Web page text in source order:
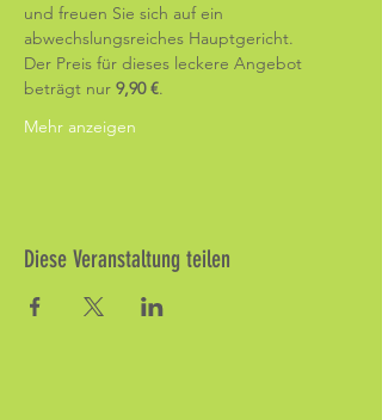
und freuen Sie sich auf ein
abwechslungsreiches Hauptgericht.
Der Preis für dieses leckere Angebot
beträgt nur 9,90 €.
Mehr anzeigen
Diese Veranstaltung teilen